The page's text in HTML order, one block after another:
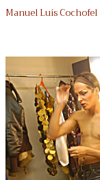
Manuel Luís Cochofel